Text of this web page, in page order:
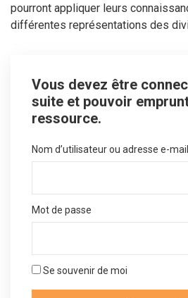
pourront appliquer leurs
différentes représentations des
Vous devez être
suite et pouvoir
ressource.
Nom d’utilisateur ou adresse e-mail
Mot de passe
Se souvenir de moi